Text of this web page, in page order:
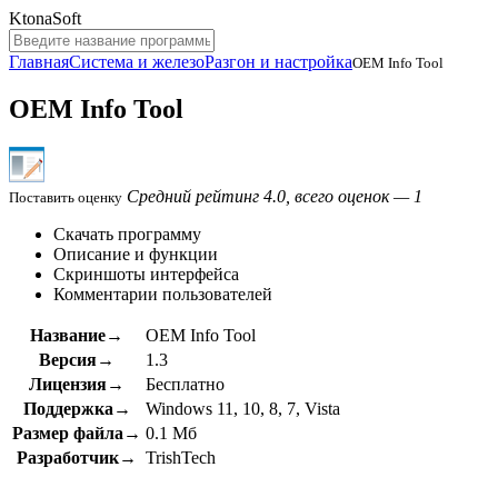
KtonaSoft
ГлавнаяСистема и железоРазгон и настройкаOEM Info Tool
OEM Info Tool
Поставить оценку Средний рейтинг 4.0, всего оценок — 1
Скачать программу
Описание и функции
Скриншоты интерфейса
Комментарии пользователей
Название→
OEM Info Tool
Версия→
1.3
Лицензия→
Бесплатно
Поддержка→
Windows 11, 10, 8, 7, Vista
Размер файла→ 0.1 Мб
Разработчик→
TrishTech